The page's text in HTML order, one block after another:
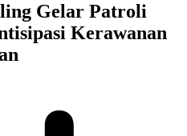
Gelar Patroli
Kerawanan